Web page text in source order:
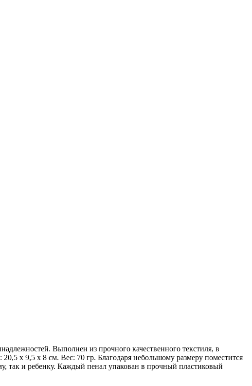
Выполнен из прочного качественного текстиля, в
х 9,5 х 8 см. Вес: 70 гр. Благодаря небольшому размеру поместится
так и ребенку. Каждый пенал упакован в прочный пластиковый